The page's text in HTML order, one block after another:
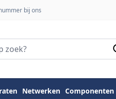
bij ons
Netwerken Componenten